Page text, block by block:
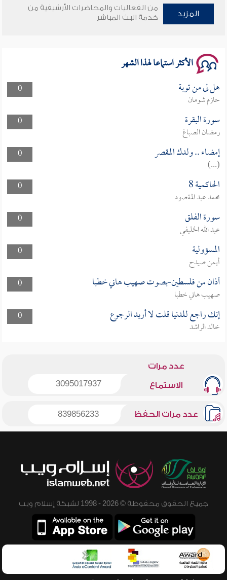
وأمنهم من خوف 9
المزيد
من الفعاليات والمحاضرات الأرشيفية من
خدمة البث المباشر
الأكثر استماعا لهذا الشهر
0 هل لى من توبة
حازم شومان
0
سورة البقرة
رمضان الصباغ
0
إمضاء .. ولدك المقصر
(...)
0
الحاكمية 8
محمد عبد المقصود
0
سورة الفلق
عبد الله الخليفي
0
المسؤولية
أيمن صيدح
0
أذان من فلسطين-بصوت صهيب هاني خطبا
صهيب هاني خطبا
0
إنك راجع للدنيا قلت لا أريد الرجوع
خالد الراشد
عدد مرات
الاستماع 3095017937
عدد مرات الحفظ 839856233
جميع الحقوق محفوظة © 2026 - 1998 لشبكة إسلام ويب